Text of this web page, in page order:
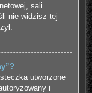
sali
nie widzisz tej
utworzone
i